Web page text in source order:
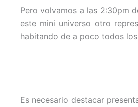
Pero volvamos a las 2:30pm
este mini universo otro
habitando de a poco todos
Es necesario destacar